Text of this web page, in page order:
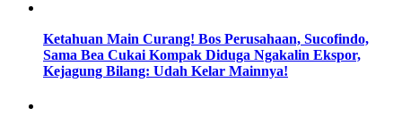
Ketahuan Main Curang! Bos Perusahaan, Sucofindo,
Sama Bea Cukai Kompak Diduga Ngakalin Ekspor,
Kejagung Bilang: Udah Kelar Mainnya!